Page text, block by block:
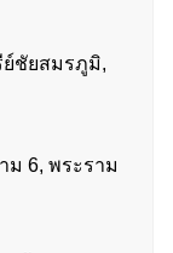
ย์ชัยสมรภูมิ,
ม 6, พระราม